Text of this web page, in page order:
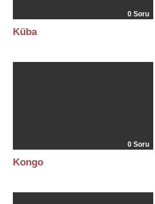
0 Soru
Küba
0 Soru
Kongo